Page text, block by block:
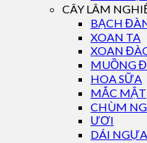
CÂY LÂM
BẠCH
XOAN TA
XOAN
MUỒNG
HOA SỮA
MẮC MẬT
CHÙM
ƯƠI
DÁI NGỰA